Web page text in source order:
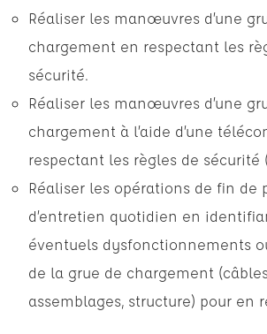
Réaliser les manœuvres d’une
chargement en respectant les
sécurité.
Réaliser les manœuvres d’une
chargement à l’aide d’une
respectant les règles de sécurité
Réaliser les opérations de fin de
d’entretien quotidien en
éventuels dysfonctionnements
de la grue de chargement
assemblages, structure) pour en